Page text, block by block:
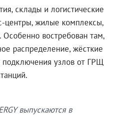
склады и логистические
центры, жилые комплексы,
востребован там,
распределение, жёсткие
подключения узлов от ГРЩ
выпускаются в